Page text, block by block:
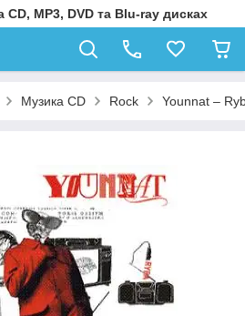
MP3, DVD та Blu-ray дисках
Музика CD Rock Younnat –